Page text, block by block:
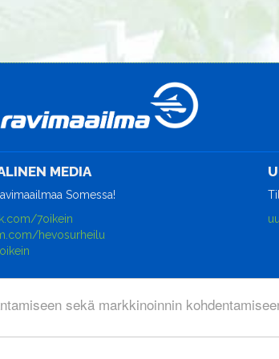
sekä markkinoinnin
MEDIA
Somessa!
7oikein
hevosurheilu
powered byWiseNetwork